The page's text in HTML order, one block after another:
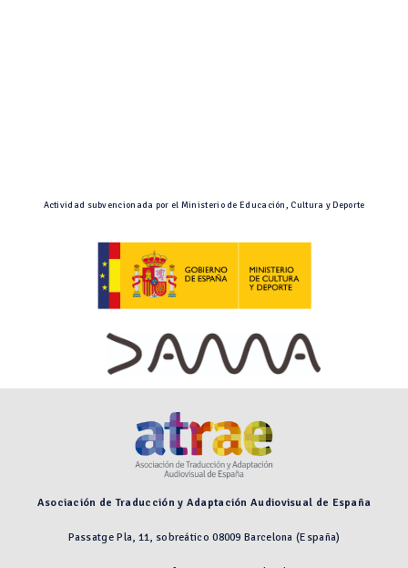
Actividad subvencionada por el Ministerio de Educación, Cultura y Deporte
Asociación de Traducción y Adaptación Audiovisual de España
Passatge Pla, 11, sobreático 08009 Barcelona (España)